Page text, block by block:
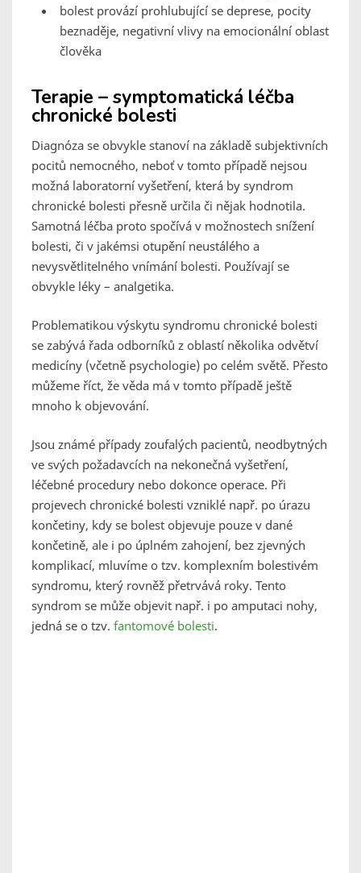
bolest provází prohlubující se deprese, pocity
beznaděje, negativní vlivy na emocionální oblast
člověka
Terapie – symptomatická léčba
chronické bolesti
Diagnóza se obvykle stanoví na základě subjektivních
pocitů nemocného, neboť v tomto případě nejsou
možná laboratorní vyšetření, která by syndrom
chronické bolesti přesně určila či nějak hodnotila.
Samotná léčba proto spočívá v možnostech snížení
bolesti, či v jakémsi otupění neustálého a
nevysvětlitelného vnímání bolesti. Používají se
obvykle léky – analgetika.
Problematikou výskytu syndromu chronické bolesti
se zabývá řada odborníků z oblastí několika odvětví
medicíny (včetně psychologie) po celém světě. Přesto
můžeme říct, že věda má v tomto případě ještě
mnoho k objevování.
Jsou známé případy zoufalých pacientů, neodbytných
ve svých požadavcích na nekonečná vyšetření,
léčebné procedury nebo dokonce operace. Při
projevech chronické bolesti vzniklé např. po úrazu
končetiny, kdy se bolest objevuje pouze v dané
končetině, ale i po úplném zahojení, bez zjevných
komplikací, mluvíme o tzv. komplexním bolestivém
syndromu, který rovněž přetrvává roky. Tento
syndrom se může objevit např. i po amputaci nohy,
jedná se o tzv. fantomové bolesti.